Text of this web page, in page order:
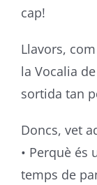
cap!
Llavors,
la Vocalia
sortida tan
Doncs, vet
• Perquè és
temps de